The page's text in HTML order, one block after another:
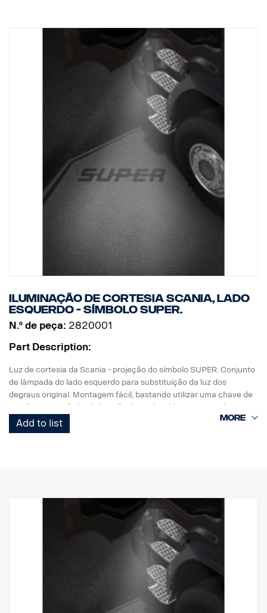
Iluminação de cortesia Scania, lado
esquerdo - símbolo SUPER.
N.º de peça: 2820001
Part Description:
Luz de cortesia da Scania - projeção do símbolo SUPER. Conjunto
de lâmpada do lado esquerdo para substituição da luz dos
degraus original. Montagem fácil, bastando utilizar uma chave de
parafusos com ficha de ligação direta à cablagem original.
Nota. Adapta-se apenas aos camiões com as luzes dos degraus
Add to list